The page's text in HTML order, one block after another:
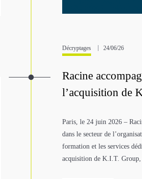
Décryptages 24/06/26
Racine
l’acquisition de
Paris, le 24 juin 2026 –
dans le secteur de
formation et les services
acquisition de K.I.T. Group,